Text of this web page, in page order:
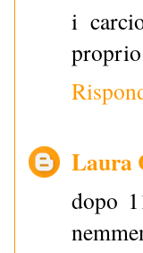
i
Laura
dopo